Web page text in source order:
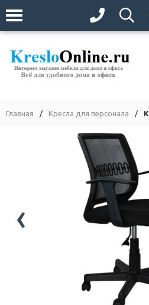
Главная / Кресла для персонала /
‹